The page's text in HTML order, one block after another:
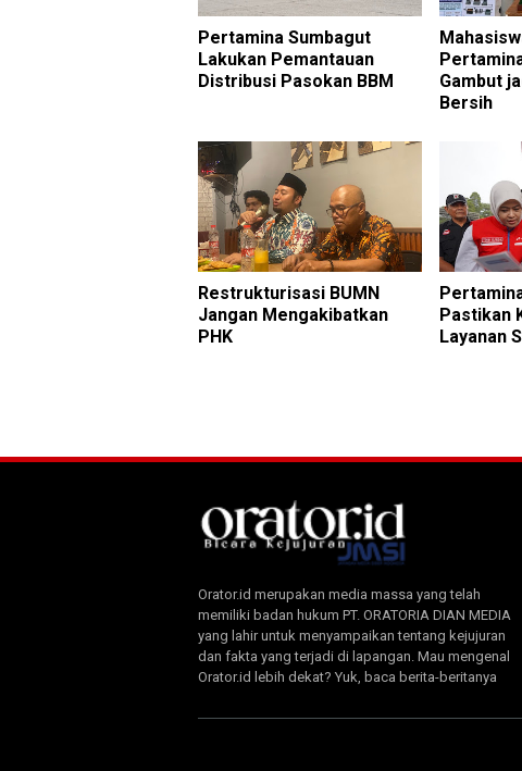
Pertamina Sumbagut
Lakukan Pemantauan
Distribusi Pasokan BBM
Gambut
Bersih
Restrukturisasi BUMN
Jangan Mengakibatkan
PHK
Pastikan
Layanan
Orator.id merupakan media massa yang telah
memiliki badan hukum PT. ORATORIA DIAN MEDIA
yang lahir untuk menyampaikan tentang kejujuran
dan fakta yang terjadi di lapangan. Mau mengenal
Orator.id lebih dekat? Yuk, baca berita-beritanya